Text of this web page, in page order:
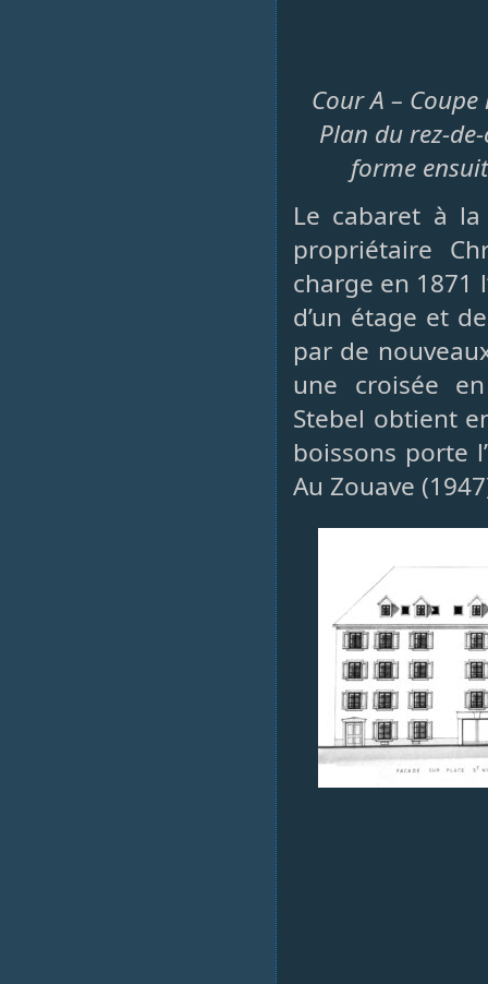
Cour A –
Plan du rez-
forme
Le cabaret à
propriétaire
charge en 1871
d’un étage et
par de
une croisée
Stebel obtient
boissons porte
Au Zouave